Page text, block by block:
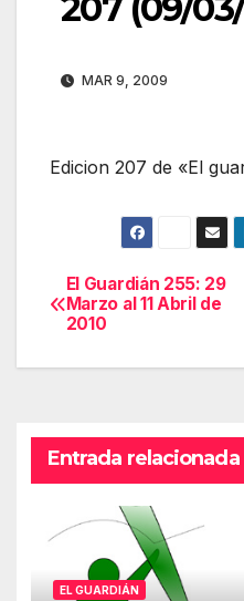
207 (09/
MAR 9, 2009
Edicion 207 de «El
Navegación
de
El Guardián 255: 29
Marzo al 11 Abril de
2010
Entrada relacionada
EL GUARDIÁN